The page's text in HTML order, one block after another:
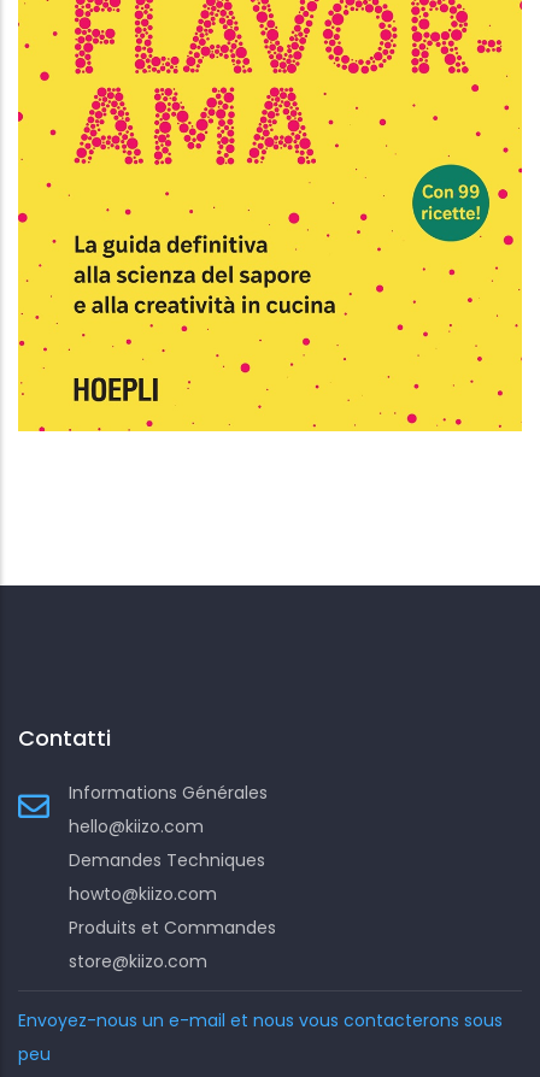
Flavorama
Contatti
Informations Générales
hello@kiizo.com
Demandes Techniques
howto@kiizo.com
Produits et Commandes
store@kiizo.com
Envoyez-nous un e-mail et nous vous contacterons sous
peu